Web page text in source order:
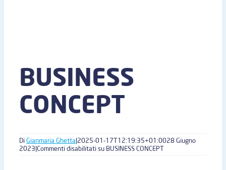
BUSINESS
CONCEPT
DiGianmaria Ghetta|2025-01-17T12:19:35+01:0028 Giugno
2023|Commenti disabilitatisu BUSINESS CONCEPT